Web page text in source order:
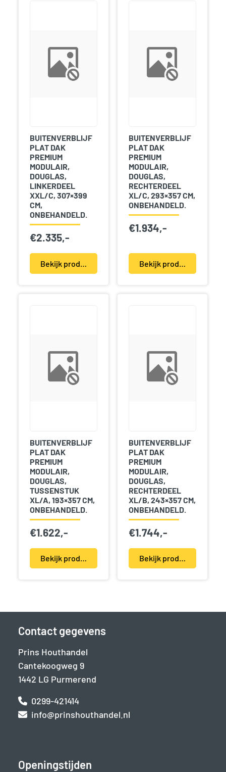
BUITENVERBLIJF
PLAT DAK
PREMIUM
MODULAIR,
DOUGLAS,
LINKERDEEL
XXL/C, 307×399
CM,
ONBEHANDELD.
€2.335,-
BUITENVERBLIJF
PLAT DAK
PREMIUM
MODULAIR,
DOUGLAS,
RECHTERDEEL
XL/C, 293×357 CM,
ONBEHANDELD.
€1.934,-
BUITENVERBLIJF
PLAT DAK
PREMIUM
MODULAIR,
DOUGLAS,
TUSSENSTUK
XL/A, 193×357 CM,
ONBEHANDELD.
€1.622,-
Bekijk product(en)
BUITENVERBLIJF
PLAT DAK
PREMIUM
MODULAIR,
DOUGLAS,
RECHTERDEEL
XL/B, 243×357 CM,
ONBEHANDELD.
€1.744,-
Bekijk product(en)
Contact gegevens
Prins Houthandel
Cantekoogweg 9
1442 LG Purmerend
0299-421414
info@prinshouthandel.nl
Openingstijden